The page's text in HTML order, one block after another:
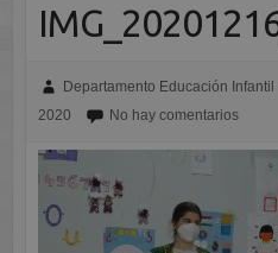
Departamento Educación Infantil
2020
No hay comentarios